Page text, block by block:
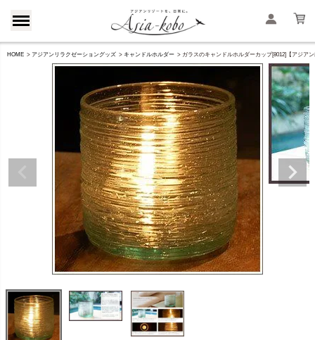
HOME アジアンリラクゼーショングッズ キャンドルホルダー ガラスのキャンドルホルダーカップ[8012]【アジア